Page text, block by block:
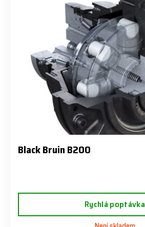
Black Bruin B200
Rychlá poptávka